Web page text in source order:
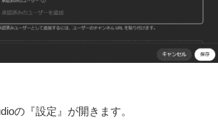
の『設定』が開きます。